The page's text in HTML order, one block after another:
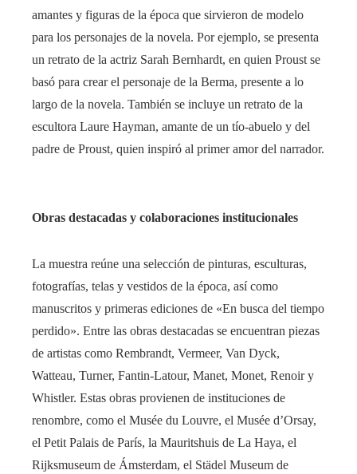
amantes y figuras de la época que sirvieron de modelo
para los personajes de la novela. Por ejemplo, se presenta
un retrato de la actriz Sarah Bernhardt, en quien Proust se
basó para crear el personaje de la Berma, presente a lo
largo de la novela. También se incluye un retrato de la
escultora Laure Hayman, amante de un tío-abuelo y del
padre de Proust, quien inspiró al primer amor del narrador.
Obras destacadas y colaboraciones institucionales
La muestra reúne una selección de pinturas, esculturas,
fotografías, telas y vestidos de la época, así como
manuscritos y primeras ediciones de «En busca del tiempo
perdido». Entre las obras destacadas se encuentran piezas
de artistas como Rembrandt, Vermeer, Van Dyck,
Watteau, Turner, Fantin-Latour, Manet, Monet, Renoir y
Whistler. Estas obras provienen de instituciones de
renombre, como el Musée du Louvre, el Musée d’Orsay,
el Petit Palais de París, la Mauritshuis de La Haya, el
Rijksmuseum de Ámsterdam, el Städel Museum de